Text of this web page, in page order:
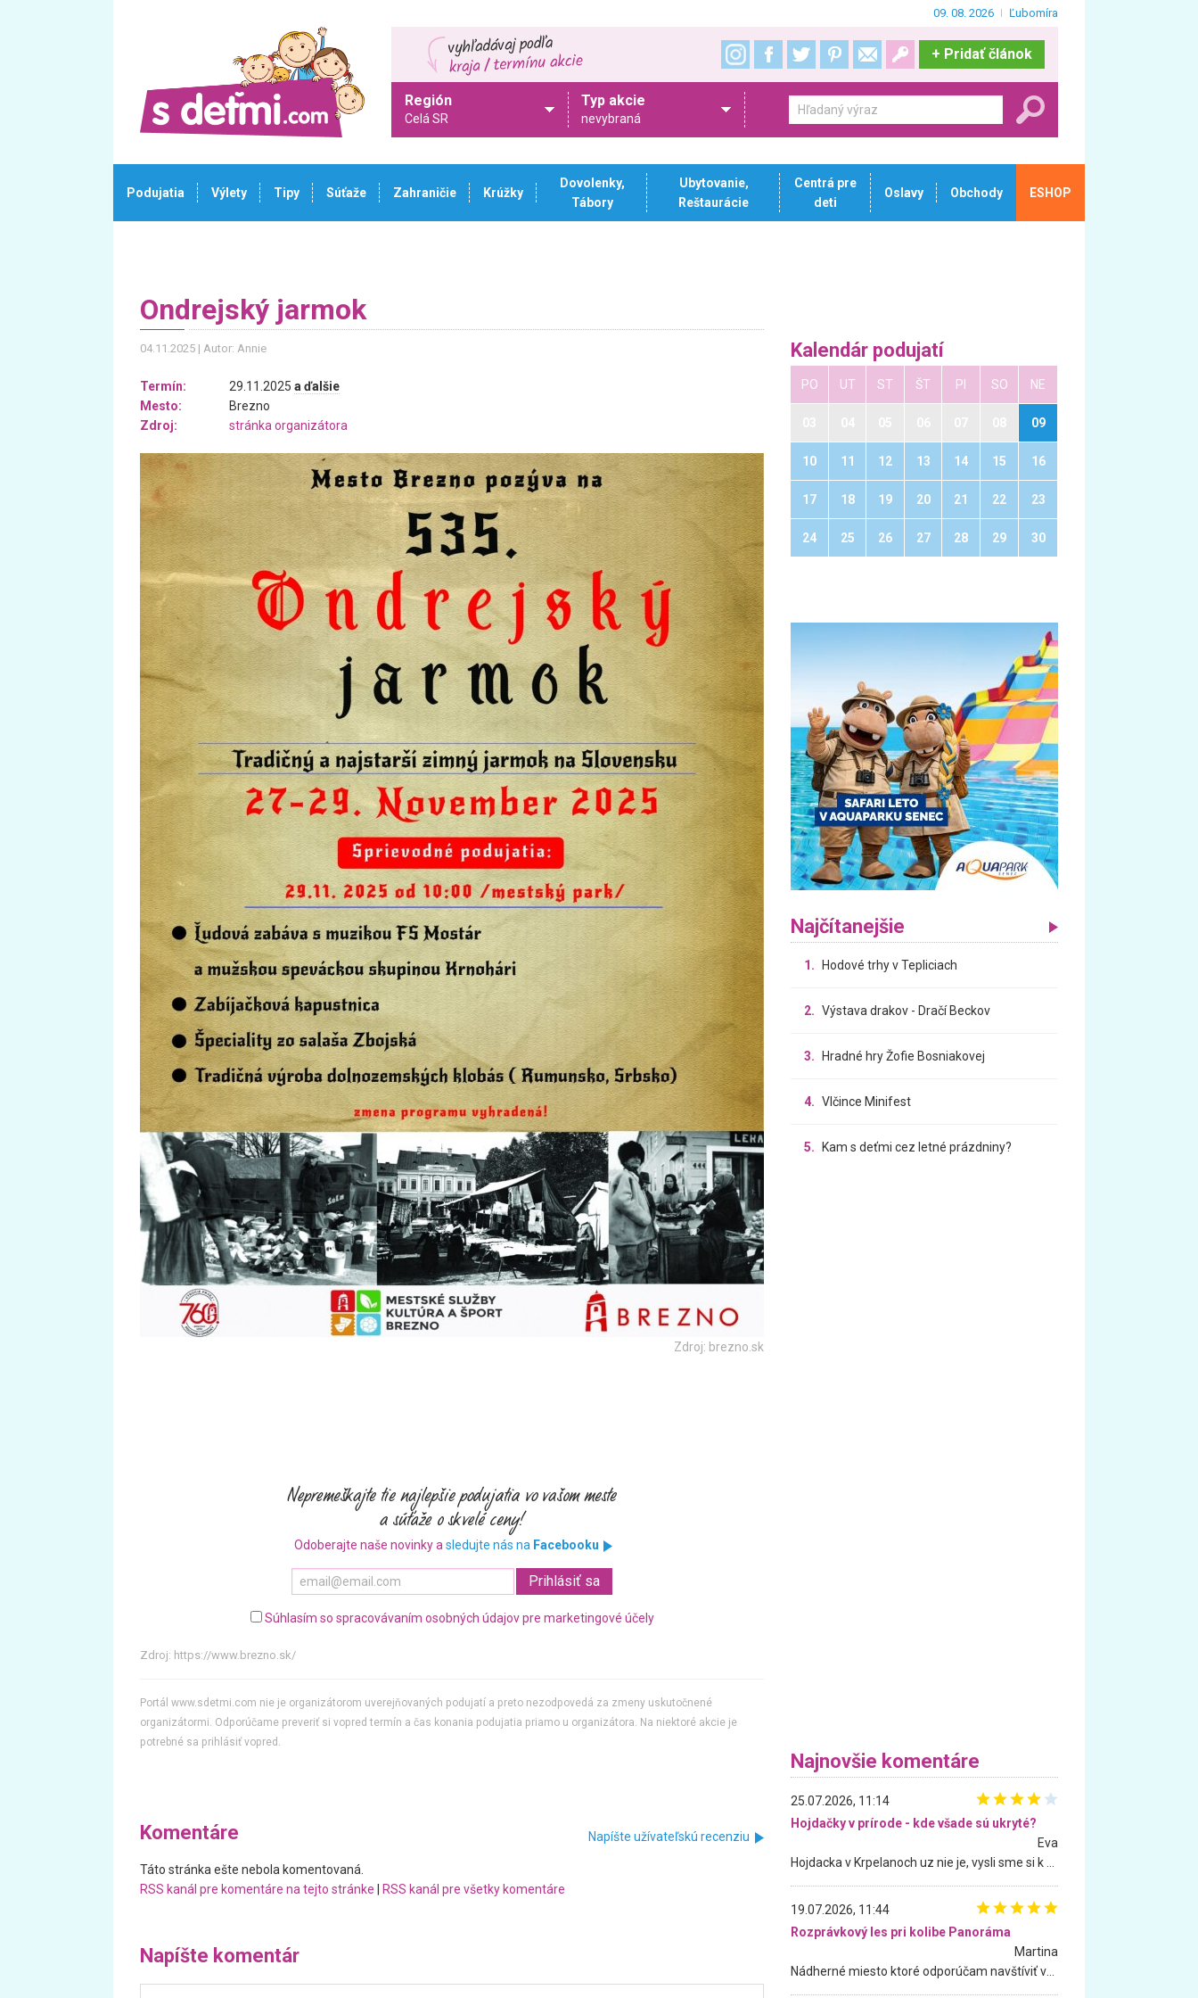
09. 08. 2026 Ľubomíra
+ Pridať článok
Región
Celá SR
Typ akcie
nevybraná
Podujatia Výlety Tipy Súťaže Zahraničie Krúžky
Dovolenky,
Tábory
Ubytovanie,
Reštaurácie
Centrá pre
deti
Oslavy Obchody ESHOP
Ondrejský jarmok
04.11.2025 Autor: Annie
Termín: 29.11.2025 a ďalšie
Mesto:
Brezno
Zdroj:
stránka organizátora
Zdroj: brezno.sk
Odoberajte naše novinky a sledujte nás na Facebooku
Súhlasím so spracovávaním osobných údajov pre marketingové účely
Zdroj: https://www.brezno.sk/
Portál www.sdetmi.com nie je organizátorom uverejňovaných podujatí a preto nezodpovedá za zmeny uskutočnené
organizátormi. Odporúčame preveriť si vopred termín a čas konania podujatia priamo u organizátora. Na niektoré akcie je
potrebné sa prihlásiť vopred.
Komentáre Napíšte užívateľskú recenziu
Táto stránka ešte nebola komentovaná.
RSS kanál pre komentáre na tejto stránke
RSS kanál pre všetky komentáre
Napíšte komentár
Kalendár podujatí
PO UT ST ŠT PI SO NE
09
10 11 12 13 14 15 16
17 18 19 20 21 22 23
24 25 26 27 28 29 30
Najčítanejšie
1. Hodové trhy v Tepliciach
2. Výstava drakov - Dračí Beckov
3. Hradné hry Žofie Bosniakovej
4. Vlčince Minifest
5. Kam s deťmi cez letné prázdniny?
Najnovšie komentáre
25.07.2026, 11:14
Hojdačky v prírode - kde všade sú ukryté?
Eva
19.07.2026, 11:44
Rozprávkový les pri kolibe Panoráma
Martina